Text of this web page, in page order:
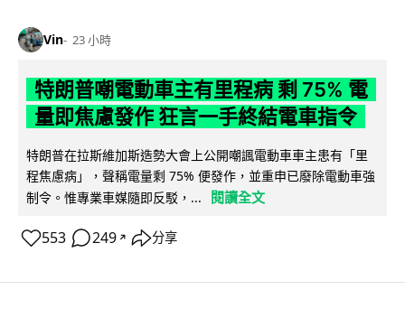
Vin 23 小時
特朗普嘲電動車主有里程病 剩 75% 電
量即焦慮發作 狂言一手終結電車指令
特朗普在拉斯維加斯造勢大會上公開嘲諷電動車車主患有「里
程焦慮病」，聲稱電量剩 75% 便發作，並重申已廢除電動車強
制令。惟專業車媒隨即反駁，...
閱讀全文
553 249 ↗ 分享